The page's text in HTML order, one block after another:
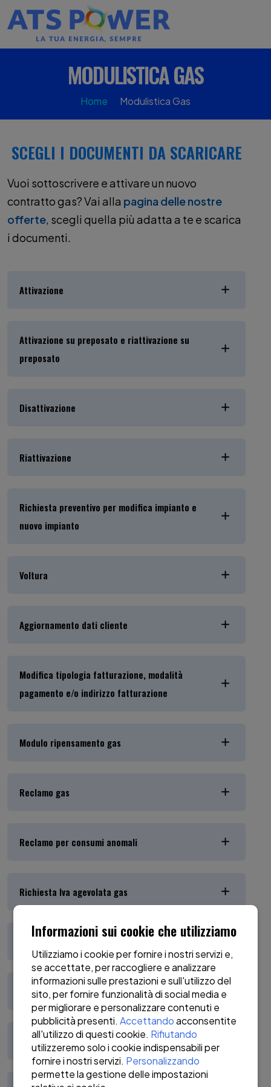
MODULISTICA GAS
Home Modulistica Gas
SCEGLI I DOCUMENTI DA SCARICARE
Vuoi sottoscrivere e attivare un nuovo
contratto gas? Vai alla pagina delle nostre
offerte, scegli quella più adatta a te e scarica
i documenti.
Attivazione
Attivazione su preposato e riattivazione su
preposato
Disattivazione
Riattivazione
Richiesta preventivo per modifica impianto e
nuovo impianto
Voltura
Aggiornamento dati cliente
Modifica tipologia fatturazione, modalità
pagamento e/o indirizzo fatturazione
Modulo ripensamento gas
Reclamo gas
Reclamo per consumi anomali
Richiesta Iva agevolata gas
Prescrizione biennale
Autocertificazione Vulnerabilità
Informazioni sui cookie che utilizziamo
Utilizziamo i cookie per fornire i nostri servizi e,
se accettate, per raccogliere e analizzare
informazioni sulle prestazioni e sull'utilizzo del
sito, per fornire funzionalità di social media e
per migliorare e personalizzare contenuti e
pubblicità presenti.Accettandoacconsentite
all'utilizzo di questi cookie. Rifiutando
utilizzeremo solo i cookie indispensabili per
fornire i nostri servizi. Personalizzando
permette la gestione delle impostazioni